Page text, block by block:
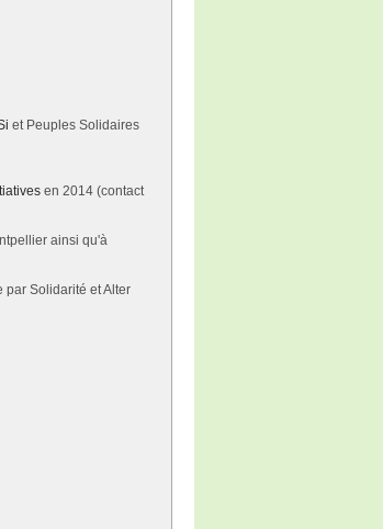
et Peuples Solidaires
en 2014 (contact
ainsi qu'à
par Solidarité et Alter